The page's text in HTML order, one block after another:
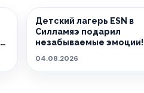
Детский лагерь ESN в
Силламяэ подарил
незабываемые эмоции!
04.08.2026